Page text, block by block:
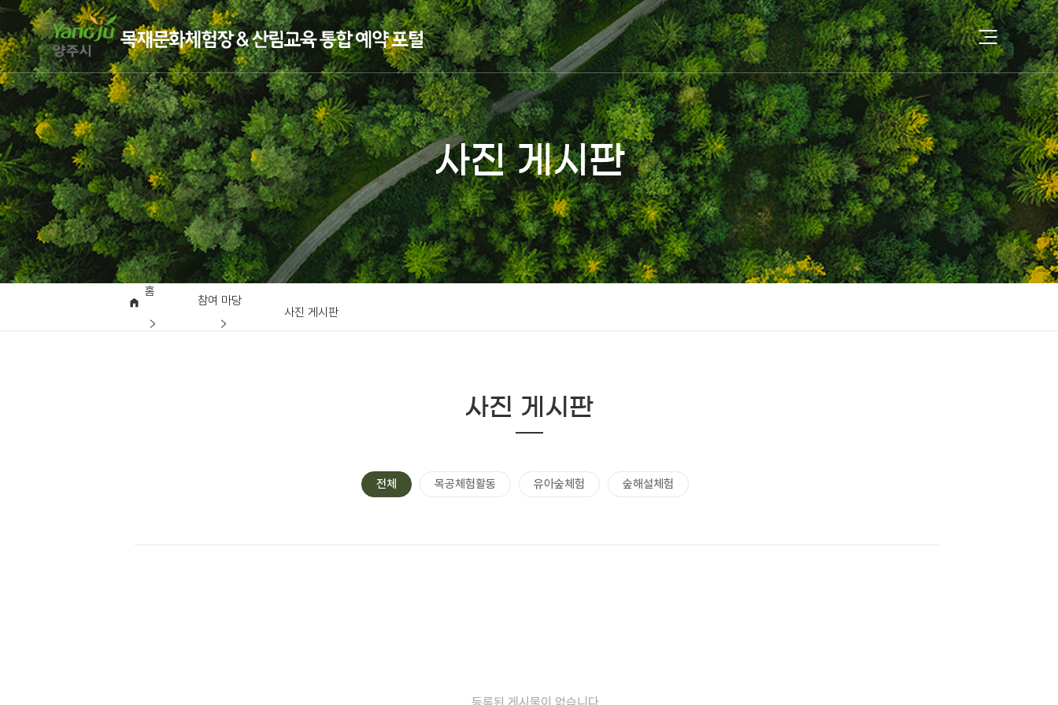
사진 게시판
홈
참여 마당
사진 게시판
사진 게시판
전체 목공체험활동 유아숲체험 숲해설체험